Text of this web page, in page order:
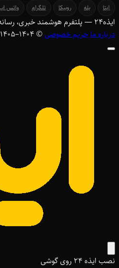
ایتا بله روبیکا تلگرام واتس
ایذه۲۴ — پلتفرم هوشمند خبری،
درباره ماحریم خصوصی© ۱۴۰۴–1405 تمامی حقوق محفوظ است
نصب ایذه ۲۴ روی گوشی